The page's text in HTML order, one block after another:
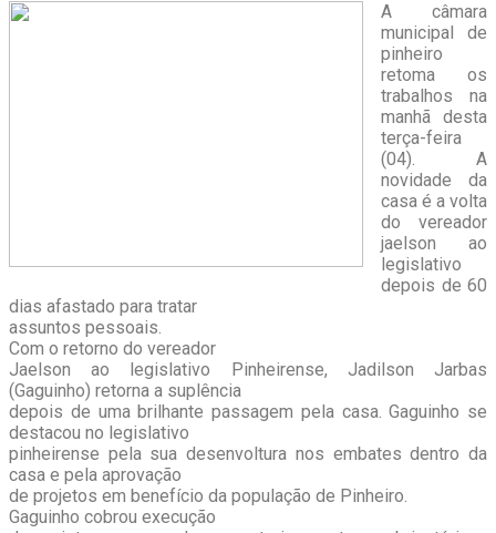
A câmara
municipal de
pinheiro
retoma os
trabalhos na
manhã desta
terça-feira
(04). A
novidade da
casa é a volta
do vereador
jaelson ao
legislativo
depois de 60
dias afastado para tratar
assuntos pessoais.
Com o retorno do vereador
Jaelson ao legislativo Pinheirense, Jadilson Jarbas
(Gaguinho) retorna a suplência
depois de uma brilhante passagem pela casa. Gaguinho se
destacou no legislativo
pinheirense pela sua desenvoltura nos embates dentro da
casa e pela aprovação
de projetos em benefício da população de Pinheiro.
Gaguinho cobrou execução